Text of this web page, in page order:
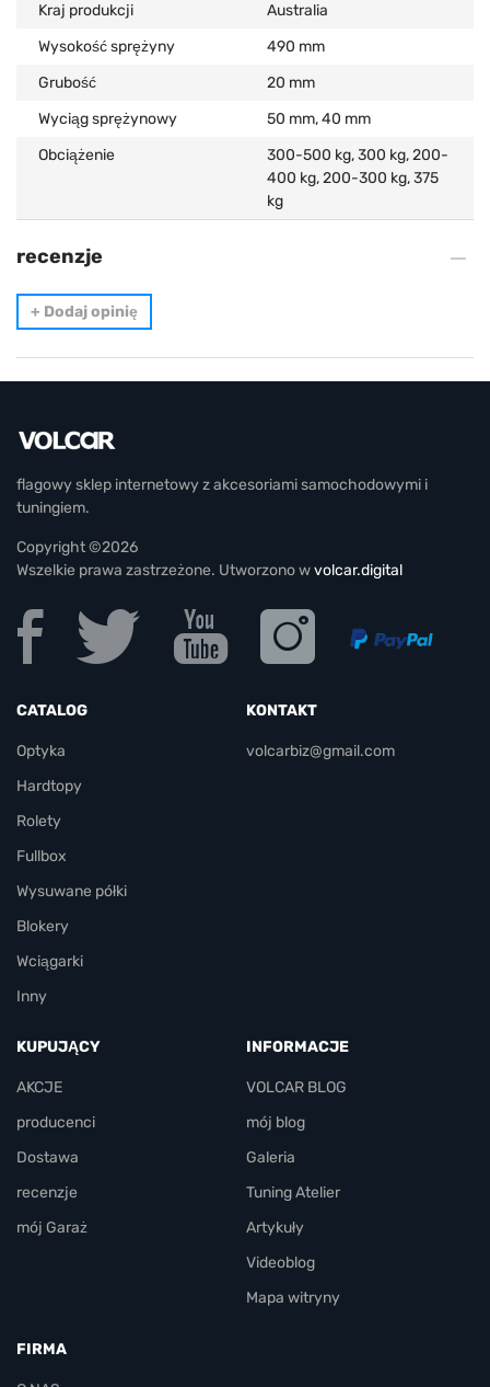
Kraj produkcji
Australia
Wysokość sprężyny
490 mm
Grubość
20 mm
Wyciąg sprężynowy
50 mm, 40 mm
Obciążenie
300-500 kg, 300 kg, 200-
400 kg, 200-300 kg, 375
kg
recenzje
+ Dodaj opinię
flagowy sklep internetowy z akcesoriami samochodowymi i
tuningiem.
Copyright ©2026
Wszelkie prawa zastrzeżone. Utworzono wvolcar.digital
CATALOG
Optyka
Hardtopy
Rolety
Fullbox
Wysuwane półki
Blokery
Wciągarki
Inny
KONTAKT
volcarbiz@gmail.com
KUPUJĄCY
AKCJE
producenci
Dostawa
recenzje
mój Garaż
INFORMACJE
VOLCAR BLOG
mój blog
Galeria
Tuning Atelier
Artykuły
Videoblog
Mapa witryny
FIRMA